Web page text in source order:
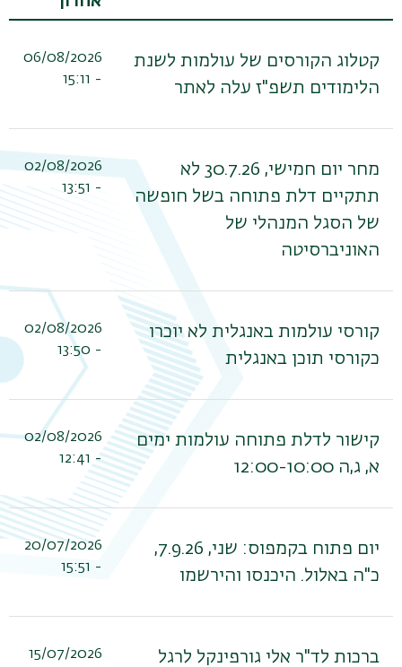
קטלוג הקורסים של עולמות לשנת
הלימודים תשפ"ז עלה לאתר
06/08/2026
- 15:11
מחר יום חמישי, 30.7.26 לא
תתקיים דלת פתוחה בשל חופשה
של הסגל המנהלי של
האוניברסיטה
02/08/2026
- 13:51
קורסי עולמות באנגלית לא יוכרו
כקורסי תוכן באנגלית
02/08/2026
- 13:50
קישור לדלת פתוחה עולמות ימים
א, ג,ה 12:00-10:00
02/08/2026
- 12:41
יום פתוח בקמפוס: שני, 7.9.26,
כ"ה באלול. היכנסו והירשמו
20/07/2026
- 15:51
ברכות לד"ר אלי גורפינקל לרגל
15/07/2026